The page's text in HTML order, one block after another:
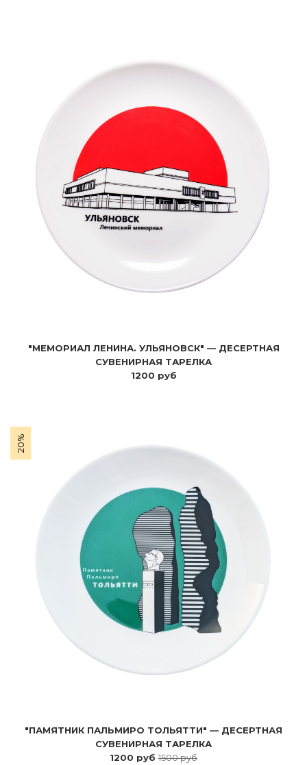
"МЕМОРИАЛ ЛЕНИНА. УЛЬЯНОВСК" — ДЕСЕРТНАЯ
СУВЕНИРНАЯ ТАРЕЛКА
1200 руб
20%
"ПАМЯТНИК ПАЛЬМИРО ТОЛЬЯТТИ" — ДЕСЕРТНАЯ
СУВЕНИРНАЯ ТАРЕЛКА
1200 руб 1500 руб